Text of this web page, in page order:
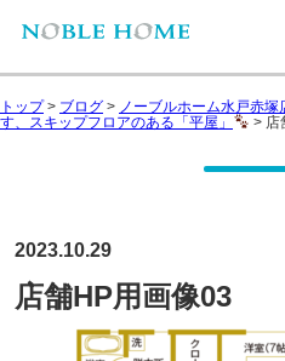
トップ> ブログ > ノーブルホーム水戸赤塚
す、スキップフロアのある「平屋」
> 店
2023.10.29
店舗HP用画像03